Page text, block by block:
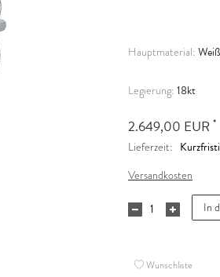
Hauptmaterial:
Legierung: 18kt
2.649,00 EUR *
Lieferzeit:
Versandkosten
In
Wunschliste